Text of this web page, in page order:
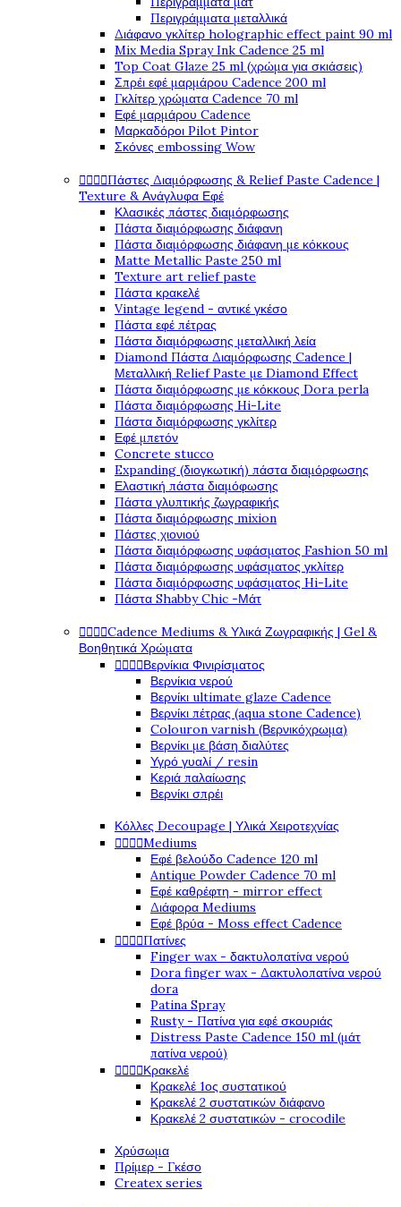
Περιγράμματα μεταλλικά
Διάφανο γκλίτερ holographic effect paint 90 ml
Mix Media Spray Ink Cadence 25 ml
Top Coat Glaze 25 ml (χρώμα για σκιάσεις)
Σπρέι εφέ μαρμάρου Cadence 200 ml
Γκλίτερ χρώματα Cadence 70 ml
Εφέ μαρμάρου Cadence
Μαρκαδόροι Pilot Pintor
Σκόνες embossing Wow
Πάστες Διαμόρφωσης & Relief Paste Cadence |
Texture & Ανάγλυφα Εφέ
Κλασικές πάστες διαμόρφωσης
Πάστα διαμόρφωσης διάφανη
Πάστα διαμόρφωσης διάφανη με κόκκους
Matte Metallic Paste 250 ml
Texture art relief paste
Πάστα κρακελέ
Vintage legend - αντικέ γκέσο
Πάστα εφέ πέτρας
Πάστα διαμόρφωσης μεταλλική λεία
Diamond Πάστα Διαμόρφωσης Cadence |
Μεταλλική Relief Paste με Diamond Effect
Πάστα διαμόρφωσης με κόκκους Dora perla
Πάστα διαμόρφωσης Hi-Lite
Πάστα διαμόρφωσης γκλίτερ
Εφέ μπετόν
Concrete stucco
Expanding (διογκωτική) πάστα διαμόρφωσης
Ελαστική πάστα διαμόφωσης
Πάστα γλυπτικής ζωγραφικής
Πάστα διαμόρφωσης mixion
Πάστες χιονιού
Πάστα διαμόρφωσης υφάσματος Fashion 50 ml
Πάστα διαμόρφωσης υφάσματος γκλίτερ
Πάστα διαμόρφωσης υφάσματος Hi-Lite
Πάστα Shabby Chic -Μάτ
Cadence Mediums & Υλικά Ζωγραφικής | Gel &
Βοηθητικά Χρώματα
Βερνίκια Φινιρίσματος
Βερνίκια νερού
Βερνίκι ultimate glaze Cadence
Βερνίκι πέτρας (aqua stone Cadence)
Colouron varnish (Βερνικόχρωμα)
Βερνίκι με βάση διαλύτες
Υγρό γυαλί / resin
Κεριά παλαίωσης
Βερνίκι σπρέι
Κόλλες Decoupage | Υλικά Χειροτεχνίας
Mediums
Εφέ βελούδο Cadence 120 ml
Antique Powder Cadence 70 ml
Εφέ καθρέφτη - mirror effect
Διάφορα Mediums
Εφέ βρύα - Moss effect Cadence
Πατίνες
Finger wax - δακτυλοπατίνα νερού
Dora finger wax - Δακτυλοπατίνα νερού
dora
Patina Spray
Rusty - Πατίνα για εφέ σκουριάς
Distress Paste Cadence 150 ml (μάτ
πατίνα νερού)
Κρακελέ
Κρακελέ 1ος συστατικού
Κρακελέ 2 συστατικών διάφανο
Κρακελέ 2 συστατικών - crocodile
Χρύσωμα
Πρίμερ - Γκέσο
Createx series